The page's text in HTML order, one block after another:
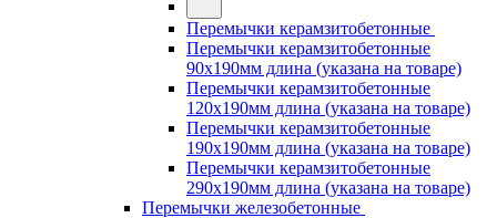
Перемычки керамзитобетонные
Перемычки керамзитобетонные
90x190мм длина (указана на товаре)
Перемычки керамзитобетонные
120x190мм длина (указана на товаре)
Перемычки керамзитобетонные
190x190мм длина (указана на товаре)
Перемычки керамзитобетонные
290x190мм длина (указана на товаре)
Перемычки железобетонные